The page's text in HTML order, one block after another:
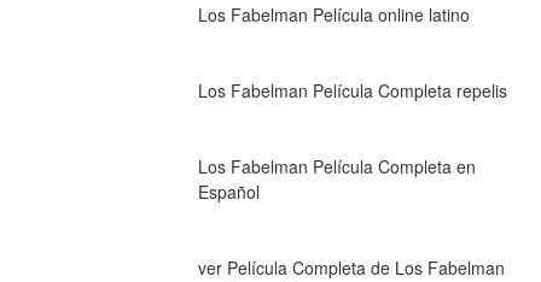
Los Fabelman Película online latino
Los Fabelman Película Completa repelis
Los Fabelman Película Completa en
Español
ver Película Completa de Los Fabelman